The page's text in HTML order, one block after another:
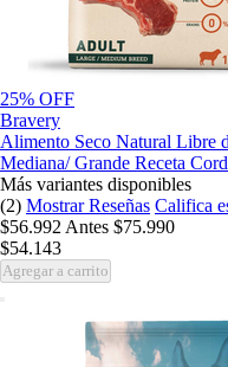
25% OFF
Bravery
Alimento Seco Natural Libre
Mediana/ Grande Receta
Más variantes disponibles
(2) Mostrar Reseñas Califica
$56.992 Antes $75.990
$54.143
Agregar a carrito